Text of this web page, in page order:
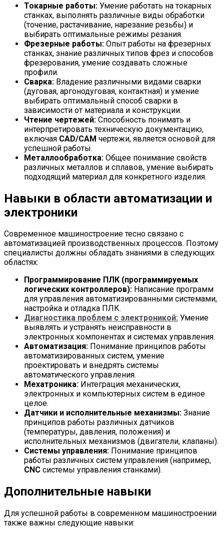
Токарные работы: Умение работать на токарных
станках, выполнять различные виды обработки
(точение, растачивание, нарезание резьбы) и
выбирать оптимальные режимы резания.
Фрезерные работы: Опыт работы на фрезерных
станках, знание различных типов фрез и способов
фрезерования, умение создавать сложные
профили.
Сварка: Владение различными видами сварки
(дуговая, аргонодуговая, контактная) и умение
выбирать оптимальный способ сварки в
зависимости от материала и конструкции.
Чтение чертежей: Способность понимать и
интерпретировать техническую документацию,
включая CAD/CAM чертежи, является основой для
успешной работы.
Металлообработка: Общее понимание свойств
различных металлов и сплавов, умение выбирать
подходящий материал для конкретного изделия.
Навыки в области автоматизации и
электроники
Современное машиностроение тесно связано с
автоматизацией производственных процессов. Поэтому
специалисты должны обладать знаниями в следующих
областях:
Программирование ПЛК (программируемых
логических контроллеров): Написание программ
для управления автоматизированными системами,
настройка и отладка ПЛК.
Диагностика проблем с электроникой: Умение
выявлять и устранять неисправности в
электронных компонентах и системах управления.
Автоматизация: Понимание принципов работы
автоматизированных систем, умение
проектировать и внедрять системы
автоматического управления.
Мехатроника: Интеграция механических,
электронных и компьютерных систем в единое
целое.
Датчики и исполнительные механизмы: Знание
принципов работы различных датчиков
(температуры, давления, положения) и
исполнительных механизмов (двигатели, клапаны).
Системы управления: Понимание принципов
работы различных систем управления (например,
CNC системы управления станками).
Дополнительные навыки
Для успешной работы в современном машиностроении
также важны следующие навыки: